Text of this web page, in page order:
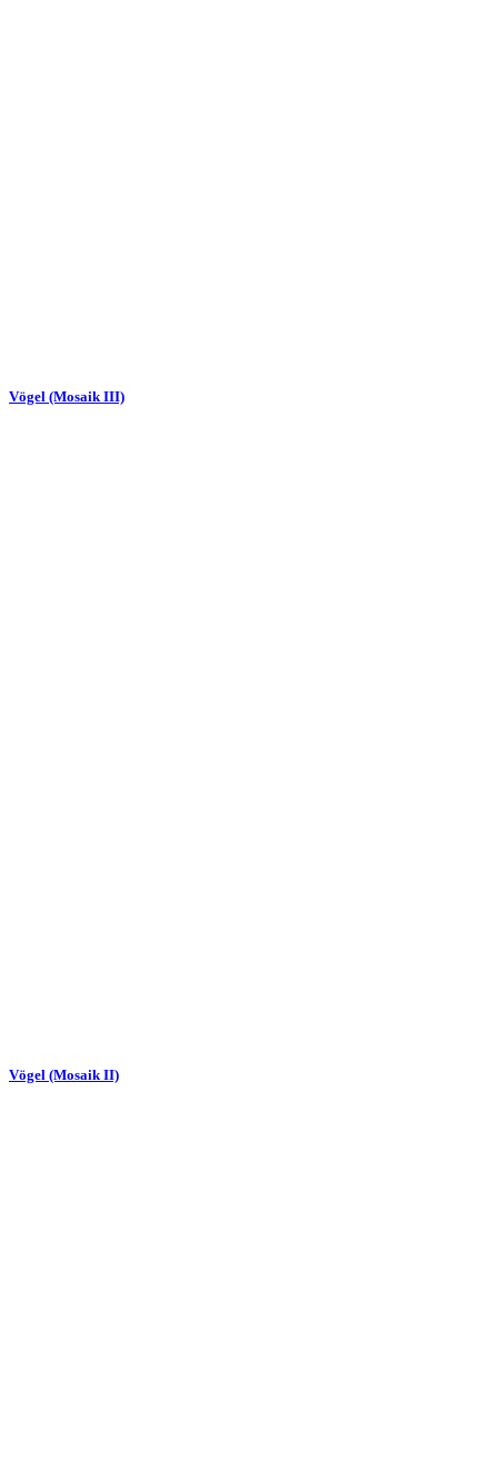
Vögel (Mosaik III)
Vögel (Mosaik II)